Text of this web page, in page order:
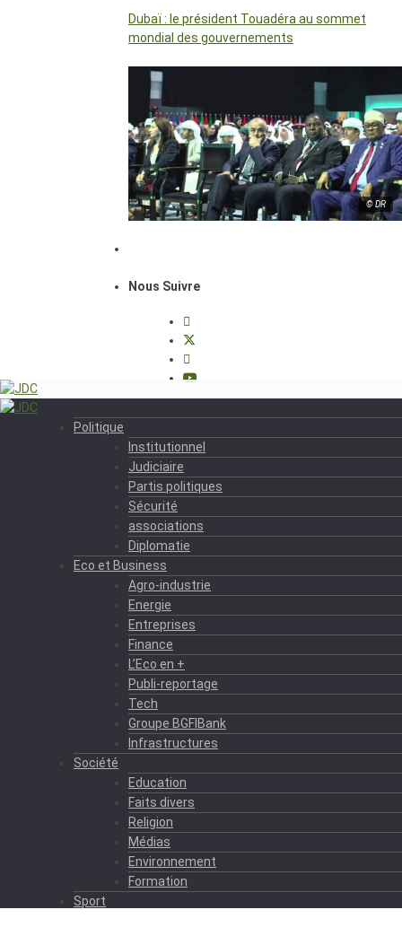
Dubaï : le président Touadéra au sommet
mondial des gouvernements
© DR
Nous Suivre
Politique
Institutionnel
Judiciaire
Partis politiques
Sécurité
associations
Diplomatie
Eco et Business
Agro-industrie
Energie
Entreprises
Finance
L’Eco en +
Publi-reportage
Tech
Groupe BGFIBank
Infrastructures
Société
Education
Faits divers
Religion
Médias
Environnement
Formation
Sport